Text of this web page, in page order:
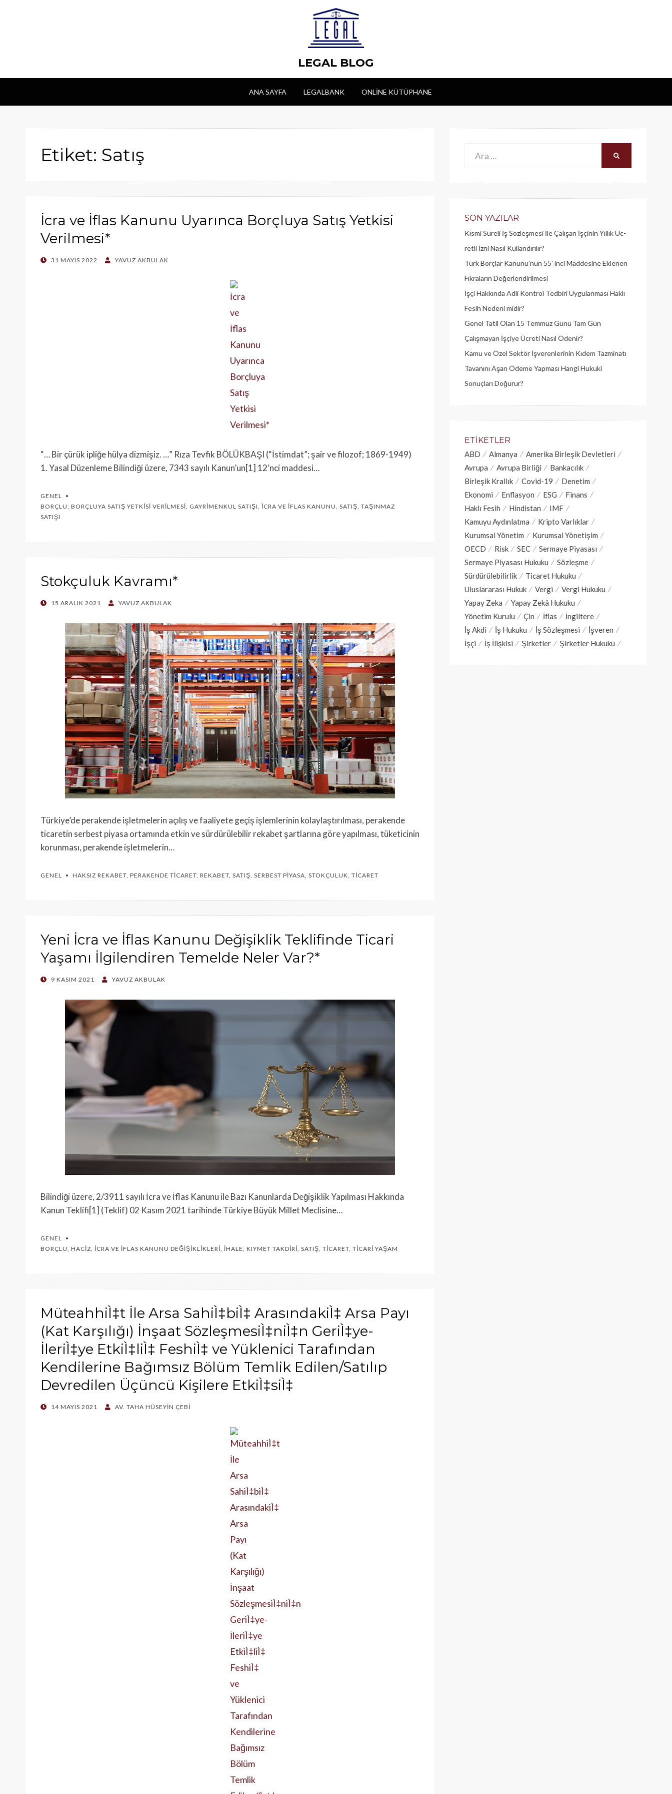
LEGAL BLOG
ANA SAYFA LEGALBANK ONLINE KÜTÜPHANE
Etiket: Satış
İcra ve İflas Kanunu Uyarınca Borçluya Satış Yetkisi
Verilmesi*
POSTED
31 MAYIS 2022 YAVUZ AKBULAK
“… Bir çürük ipliğe hülya dizmişiz. …” Rıza Tevfik BÖLÜKBAŞI (“İstimdat”; şair ve filozof; 1869-1949)
1. Yasal Düzenleme Bilindiği üzere, 7343 sayılı Kanun’un[1] 12’nci maddesi…
GENEL
BORÇLU, BORÇLUYA SATIŞ YETKISI VERILMESI, GAYRIMENKUL SATIŞI, İCRA VE İFLAS KANUNU, SATIŞ, TAŞINMAZ
SATIŞI
Stokçuluk Kavramı*
POSTED
15 ARALIK 2021 YAVUZ AKBULAK
Türkiye’de perakende işletmelerin açılış ve faaliyete geçiş işlemlerinin kolaylaştırılması, perakende
ticaretin serbest piyasa ortamında etkin ve sürdürülebilir rekabet şartlarına göre yapılması, tüketicinin
korunması, perakende işletmelerin…
GENEL HAKSIZ REKABET, PERAKENDE TICARET, REKABET, SATIŞ, SERBEST PIYASA, STOKÇULUK, TICARET
Yeni İcra ve İflas Kanunu Değişiklik Teklifinde Ticari
Yaşamı İlgilendiren Temelde Neler Var?*
POSTED
9 KASIM 2021 YAVUZ AKBULAK
Bilindiği üzere, 2/3911 sayılı İcra ve İflas Kanunu ile Bazı Kanunlarda Değişiklik Yapılması Hakkında
Kanun Teklifi[1] (Teklif) 02 Kasım 2021 tarihinde Türkiye Büyük Millet Meclisine…
GENEL
BORÇLU, HACIZ, İCRA VE İFLAS KANUNU DEĞIŞIKLIKLERI, İHALE, KIYMET TAKDIRI, SATIŞ, TICARET, TICARI YAŞAM
MüteahhiÌ‡t İle Arsa SahiÌ‡biÌ‡ ArasındakiÌ‡ Arsa Payı
(Kat Karşılığı) İnşaat SözleşmesiÌ‡niÌ‡n GeriÌ‡ye-
İleriÌ‡ye EtkiÌ‡liÌ‡ FeshiÌ‡ ve Yüklenici Tarafından
Kendilerine Bağımsız Bölüm Temlik Edilen/Satılıp
Devredilen Üçüncü Kişilere EtkiÌ‡siÌ‡
POSTED
14 MAYIS 2021 AV. TAHA HÜSEYIN ÇEBI
Ara:
SON YAZILAR
Kısmi Süreli İş Sözleşmesi İle Çalışan İşçinin Yıllık Üc­
retli İzni Nasıl Kullandırılır?
Türk Borçlar Kanunu’nun 55’ inci Maddesine Eklenen
Fıkraların Değerlendirilmesi
İşçi Hakkında Adli Kontrol Tedbiri Uygulanması Haklı
Fesih Nedeni midir?
Genel Tatil Olan 15 Temmuz Günü Tam Gün
Çalışmayan İşçiye Ücreti Nasıl Ödenir?
Kamu ve Özel Sektör İşverenlerinin Kıdem Tazminatı
Tavanını Aşan Ödeme Yapması Hangi Hukuki
Sonuçları Doğurur?
ETIKETLER
ABD Almanya
Amerika Birleşik Devletleri
Avrupa
Avrupa Birliği
Bankacılık
Birleşik Krallık
Covid-19
Denetim
Ekonomi
Enflasyon ESG
Finans
Haklı Fesih
Hindistan
IMF
Kamuyu Aydınlatma
Kripto Varlıklar
Kurumsal Yönetim
Kurumsal Yönetişim
OECD
Risk SEC
Sermaye Piyasası
Sermaye Piyasası Hukuku
Sözleşme
Sürdürülebilirlik
Ticaret Hukuku
Uluslararası Hukuk
Vergi
Vergi Hukuku
Yapay Zeka
Yapay Zekâ Hukuku
Yönetim Kurulu
Çin İflas
İngiltere
İş Akdi
İş Hukuku İş Sözleşmesi
İşveren
İşçi
İş İlişkisi Şirketler Şirketler Hukuku